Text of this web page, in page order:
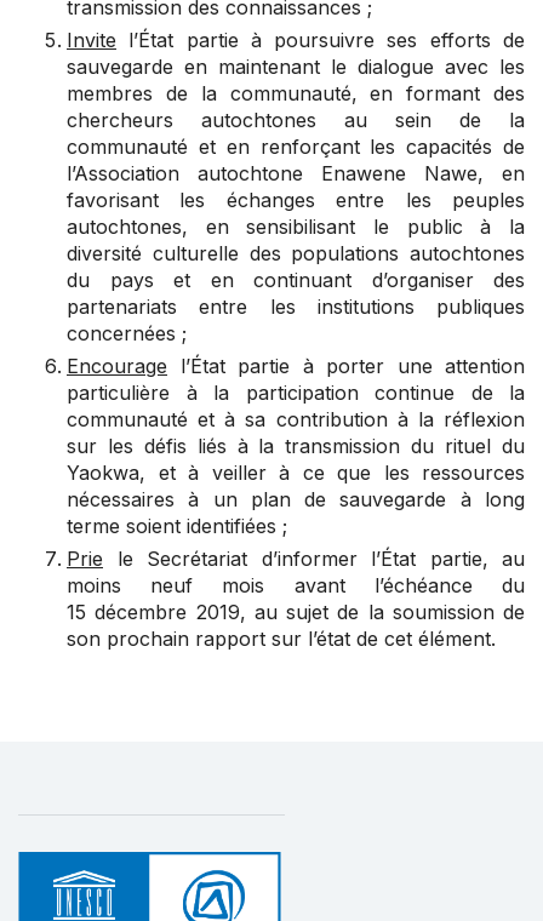
transmission des connaissances ;
Invite l’État partie à poursuivre ses efforts de
sauvegarde en maintenant le dialogue avec les
membres de la communauté, en formant des
chercheurs autochtones au sein de la
communauté et en renforçant les capacités de
l’Association autochtone Enawene Nawe, en
favorisant les échanges entre les peuples
autochtones, en sensibilisant le public à la
diversité culturelle des populations autochtones
du pays et en continuant d’organiser des
partenariats entre les institutions publiques
concernées ;
Encourage l’État partie à porter une attention
particulière à la participation continue de la
communauté et à sa contribution à la réflexion
sur les défis liés à la transmission du rituel du
Yaokwa, et à veiller à ce que les ressources
nécessaires à un plan de sauvegarde à long
terme soient identifiées ;
Prie le Secrétariat d’informer l’État partie, au
moins neuf mois avant l’échéance du
15 décembre 2019, au sujet de la soumission de
son prochain rapport sur l’état de cet élément.